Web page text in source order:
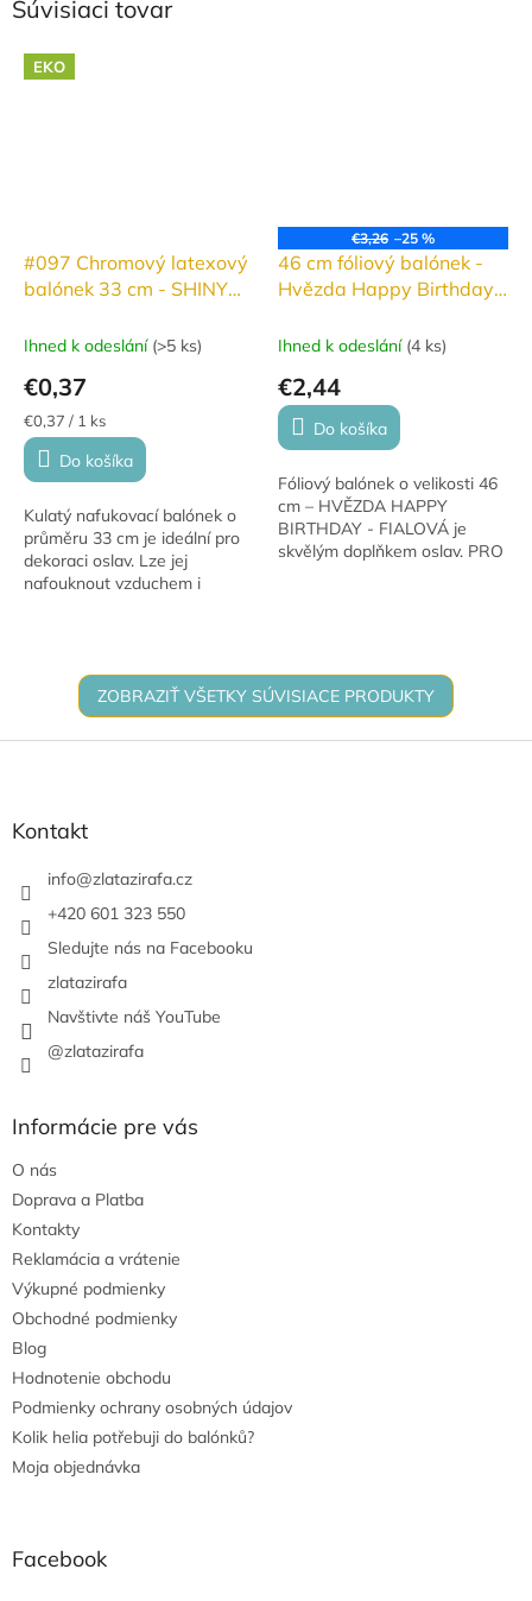
Súvisiaci tovar
EKO
#097 Chromový latexový
balónek 33 cm - SHINY
Ihned k odeslání (>5 ks)
€0,37
Jednotková
cena:
€0,37 / 1 ks
Do košíka
Kulatý nafukovací balónek o
průměru 33 cm je ideální pro
dekoraci oslav. Lze jej
nafouknout vzduchem i
€3,26 –25 %
46 cm fóliový balónek -
Hvězda Happy Birthday
Ihned k odeslání (4 ks)
€2,44
Do košíka
Fóliový balónek o velikosti 46
cm – HVĚZDA HAPPY
BIRTHDAY - FIALOVÁ je
skvělým doplňkem oslav. PRO
ZOBRAZIŤ VŠETKY SÚVISIACE PRODUKTY
Z
Kontakt
info@zlatazirafa.cz
+420 601 323 550
Sledujte nás na Facebooku
zlatazirafa
Navštivte náš YouTube
@zlatazirafa
Informácie pre vás
O nás
Doprava a Platba
Kontakty
Reklamácia a vrátenie
Výkupné podmienky
Obchodné podmienky
Blog
Hodnotenie obchodu
Podmienky ochrany osobných údajov
Kolik helia potřebuji do balónků?
Moja objednávka
Facebook